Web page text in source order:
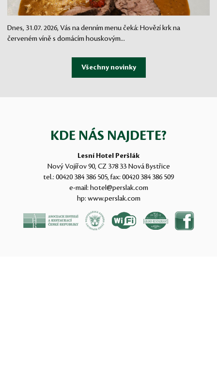
Dnes, 31.07. 2026, Vás na denním menu čeká: Hovězí krk na
červeném víně s domácím houskovým...
KDE NÁS NAJDETE?
Lesní Hotel Peršlák
Nový Vojířov 90, CZ 378 33 Nová Bystřice
tel.: 00420 384 386 505, fax: 00420 384 386 509
e-mail: hotel@perslak.com
hp: www.perslak.com